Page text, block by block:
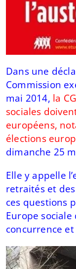
Dans une
Commission
mai 2014, la
sociales
européens,
élections
dimanche 25
Elle y appelle
retraités et
ces questions
Europe
concurrence